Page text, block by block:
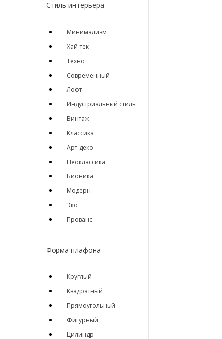
Стиль интерьера
Минимализм
Хай-тек
Техно
Современный
Лофт
Индустриальный стиль
Винтаж
Классика
Арт-деко
Неоклассика
Бионика
Модерн
Эко
Прованс
Форма плафона
Круглый
Квадратный
Прямоугольный
Фигурный
Цилиндр